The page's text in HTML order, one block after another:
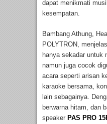
dapat menikmati
kesempatan.
Bambang Athung,
POLYTRON,
hanya sekadar untuk
namun juga cocok
acara seperti arisan
karaoke bersama,
lain sebagainya.
berwarna hitam, dan
speaker PAS PRO